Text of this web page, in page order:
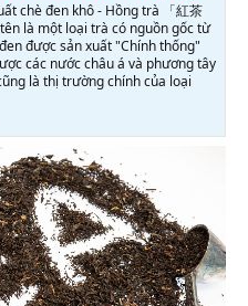
chè đen khô - Hồng trà 「紅茶
là một loại trà có nguồn gốc từ
được sản xuất "Chính thống"
các nước châu á và phương tây
là thị trường chính của loại